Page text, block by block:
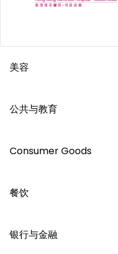
美容
公共与教育
Consumer Goods
餐饮
银行与金融